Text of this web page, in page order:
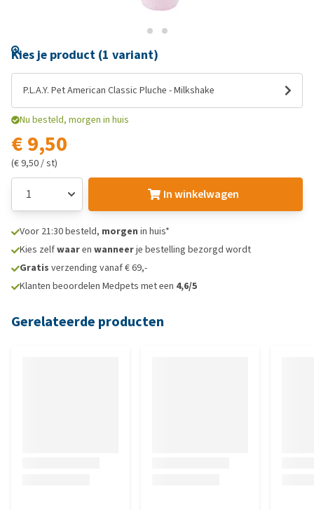
Kies je product (1 variant)
P.L.A.Y. Pet American Classic Pluche - Milkshake
Nu besteld, morgen in huis
€ 9,50
(€ 9,50 / st)
In winkelwagen
Voor 21:30 besteld, morgen in huis*
Kies zelfwaaren wanneerje bestelling bezorgd wordt
Gratis verzending vanaf € 69,-
Klanten beoordelen Medpets met een 4,6/5
Gerelateerde producten